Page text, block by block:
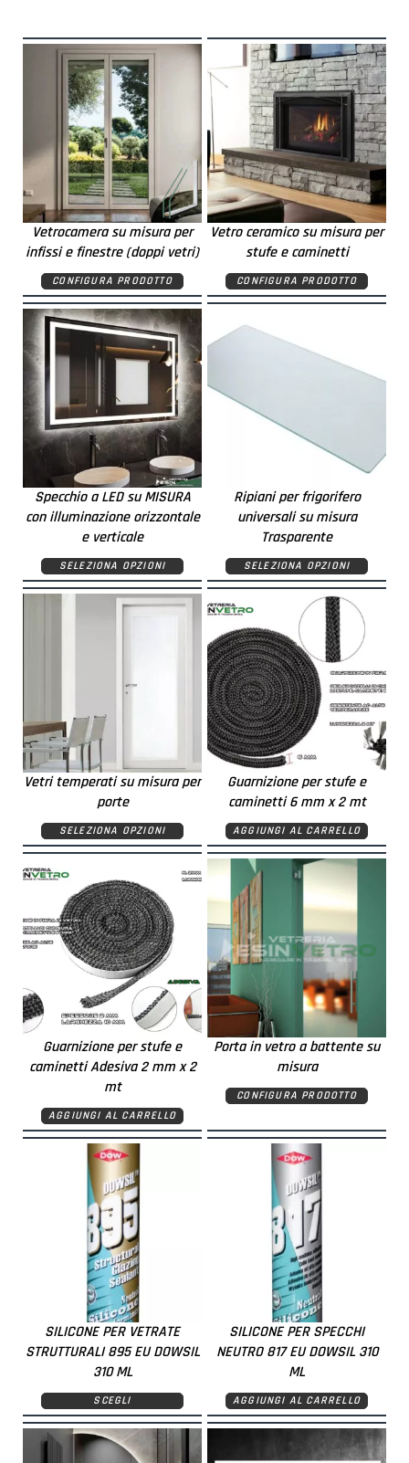
Vetrocamera su misura per
infissi e finestre (doppi vetri)
CONFIGURA PRODOTTO
Vetro ceramico su misura per
stufe e caminetti
CONFIGURA PRODOTTO
Specchio a LED su MISURA
con illuminazione orizzontale
e verticale
SELEZIONA OPZIONI
Ripiani per frigorifero
universali su misura
Trasparente
SELEZIONA OPZIONI
Vetri temperati su misura per
porte
SELEZIONA OPZIONI
Guarnizione per stufe e
caminetti 6 mm x 2 mt
AGGIUNGI AL CARRELLO
Guarnizione per stufe e
caminetti Adesiva 2 mm x 2
mt
AGGIUNGI AL CARRELLO
Porta in vetro a battente su
misura
CONFIGURA PRODOTTO
SILICONE PER VETRATE
STRUTTURALI 895 EU DOWSIL
310 ML
SCEGLI
SILICONE PER SPECCHI
NEUTRO 817 EU DOWSIL 310
ML
AGGIUNGI AL CARRELLO